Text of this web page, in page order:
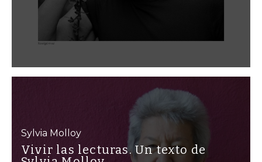
Sylvia Molloy
Vivir las lecturas. Un texto de